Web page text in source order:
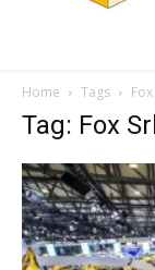
Home Tags
Tag: Fox